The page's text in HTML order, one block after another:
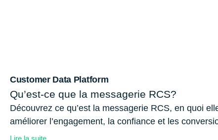
Customer Data Platform
Qu’est-ce que la messagerie RCS?
Découvrez ce qu’est la messagerie RCS, en quoi
améliorer l’engagement, la confiance et les
Lire la suite